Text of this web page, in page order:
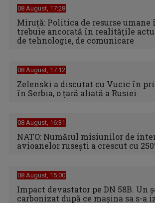
08 August, 17:28
Miruță: Politica de resurse umane
trebuie ancorată în realitățile
de tehnologie, de comunicare
08 August, 17:12
Zelenski a discutat cu Vucic în
în Serbia, o ţară aliată a Rusiei
08 August, 16:31
NATO: Numărul misiunilor de
avioanelor ruseşti a crescut cu
08 August, 15:00
Impact devastator pe DN 58B. Un
carbonizat după ce mașina sa s-a